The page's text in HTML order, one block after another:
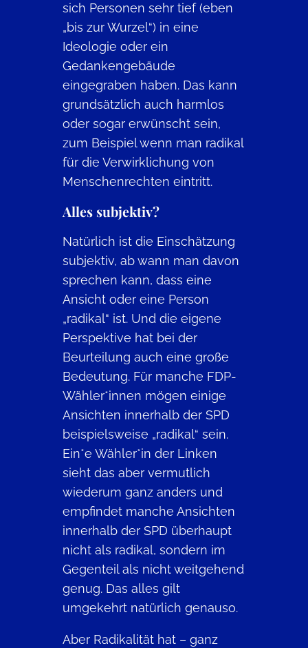
sich Personen sehr tief (eben
„bis zur Wurzel“) in eine
Ideologie oder ein
Gedankengebäude
eingegraben haben. Das kann
grundsätzlich auch harmlos
oder sogar erwünscht sein,
zum Beispiel wenn man radikal
für die Verwirklichung von
Menschenrechten eintritt.
Alles subjektiv?
Natürlich ist die Einschätzung
subjektiv, ab wann man davon
sprechen kann, dass eine
Ansicht oder eine Person
„radikal“ ist. Und die eigene
Perspektive hat bei der
Beurteilung auch eine große
Bedeutung. Für manche FDP-
Wähler*innen mögen einige
Ansichten innerhalb der SPD
beispielsweise „radikal“ sein.
Ein*e Wähler*in der Linken
sieht das aber vermutlich
wiederum ganz anders und
empfindet manche Ansichten
innerhalb der SPD überhaupt
nicht als radikal, sondern im
Gegenteil als nicht weitgehend
genug. Das alles gilt
umgekehrt natürlich genauso.
Aber Radikalität hat – ganz